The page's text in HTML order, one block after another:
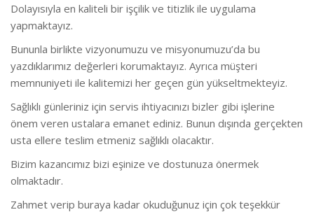
Dolayısıyla en kaliteli bir işçilik ve titizlik ile uygulama
yapmaktayız.
Bununla birlikte vizyonumuzu ve misyonumuzu’da bu
yazdıklarımız değerleri korumaktayız. Ayrıca müşteri
memnuniyeti ile kalitemizi her geçen gün yükseltmekteyiz.
Sağlıklı günleriniz için servis ihtiyacınızı bizler gibi işlerine
önem veren ustalara emanet ediniz. Bunun dışında gerçekten
usta ellere teslim etmeniz sağlıklı olacaktır.
Bizim kazancımız bizi eşinize ve dostunuza önermek
olmaktadır.
Zahmet verip buraya kadar okuduğunuz için çok teşekkür